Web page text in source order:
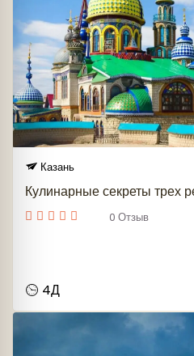
Казань
Кулинарные секреты трех
0 Отзыв
4Д